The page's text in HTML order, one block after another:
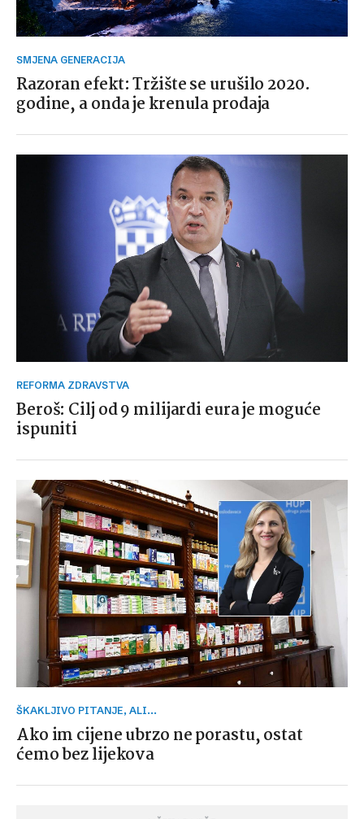
SMJENA GENERACIJA
Razoran efekt: Tržište se urušilo 2020.
godine, a onda je krenula prodaja
REFORMA ZDRAVSTVA
Beroš: Cilj od 9 milijardi eura je moguće
ispuniti
ŠKAKLJIVO PITANJE, ALI...
Ako im cijene ubrzo ne porastu, ostat
ćemo bez lijekova